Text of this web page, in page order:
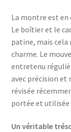
La montre est
Le boîtier et le
patine, mais cela
charme. Le
entretenu
avec précision
révisée
portée et
Un véritable